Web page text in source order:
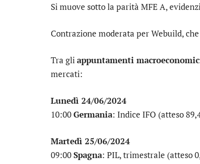
Si muove sotto la parità MFE A,
Contrazione moderata perWebuild,
Tra gliappuntamenti
mercati:
Lunedì 24/06/2024
10:00Germania: Indice IFO (atteso
Martedì 25/06/2024
09:00Spagna: PIL, trimestrale (atteso